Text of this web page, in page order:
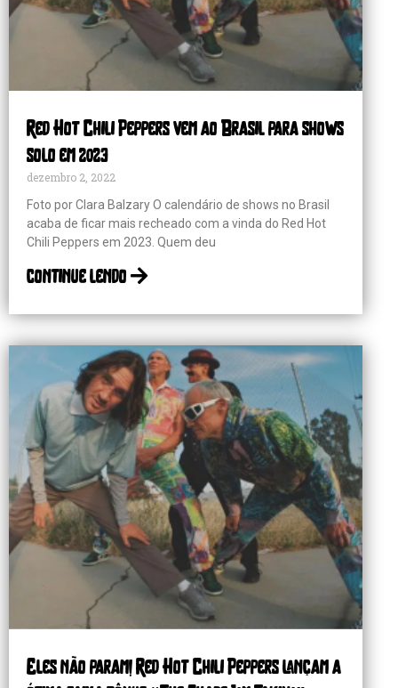
Red Hot Chili Peppers vem ao Brasil para shows
solo em 2023
dezembro 2, 2022
Foto por Clara Balzary O calendário de shows no Brasil
acaba de ficar mais recheado com a vinda do Red Hot
Chili Peppers em 2023. Quem deu
continue lendo
Eles não param! Red Hot Chili Peppers lançam a